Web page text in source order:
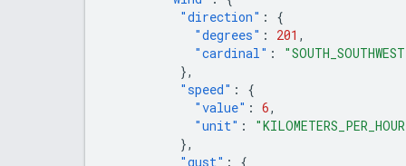
"direction" :
{
"degrees" : 201 ,
"cardinal" :
},
"speed" :
{
"value" : 6,
"unit" :
},
"gust" : {